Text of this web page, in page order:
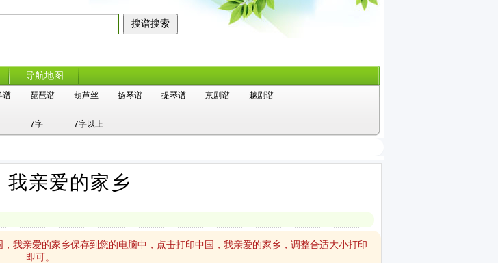
导航地图
谱 琵琶谱 葫芦丝 扬琴谱 提琴谱 京剧谱
越剧谱
7字 7字以上
我亲爱的家乡
我亲爱的家乡保存到您的电脑中，点击打印中国，我亲爱的家乡，调整合适大小打印
即可。